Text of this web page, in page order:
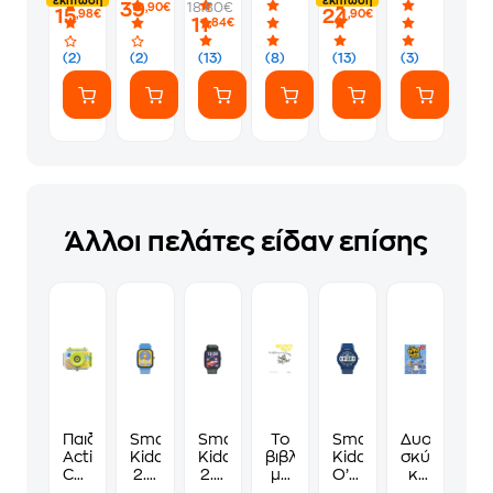
(2)
15,98€
(2)
39,90€
(13)
18.80€
11,84€
Τυχαία
Επιλογή
Σχεδίου
(8)
-
Purple
(13)
24,90€
Βαϊάνα
(43260)
(3)
Άλλοι πελάτες είδαν επίσης
Παιδική
Action
Camera
Smartwatch
Kiddoboo
2.0
Smartwatch
Kiddoboo
2.0
Το
βιβλίο
με
Smartwatch
Kiddoboo
O’Clock
Δυο
σκύλοι
κι